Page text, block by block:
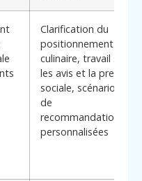
Clarification du
positionnement
culinaire, travail sur
les avis et la preuve
sociale, scénarios
de
recommandations
personnalisées